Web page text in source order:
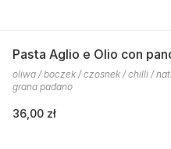
Pasta Aglio e Olio con
oliwa / boczek / czosnek / chilli /
grana padano
36,00 zł